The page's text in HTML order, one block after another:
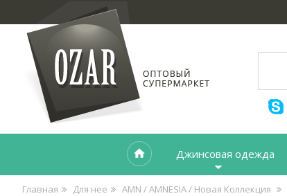
Джинсовая одежда
Главная Для нее AMN / AMNESIA / Новая Коллекция